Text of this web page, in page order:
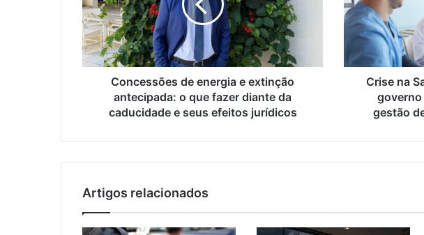
extinção
antecipada:
o
que
fazer
caducidade
seus
Concessões de energia e extinção
antecipada: o que fazer diante da
caducidade e seus efeitos jurídicos
Cuiabá:
cortes
governo
federal
herança
gestão
Crise na
governo
gestão
Artigos relacionados